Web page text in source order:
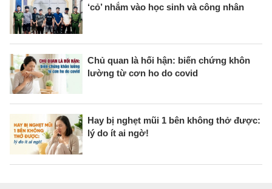
‘cỏ’ nhắm vào học sinh và công nhân
Chủ quan là hối hận: biến chứng khôn
lường từ cơn ho do covid
Hay bị nghẹt mũi 1 bên không thở được:
lý do ít ai ngờ!